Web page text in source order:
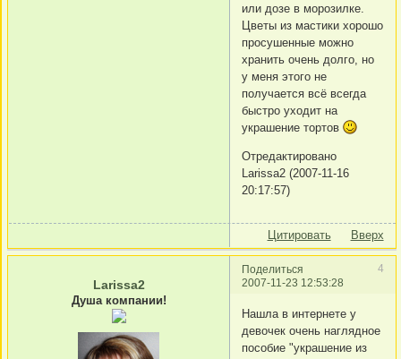
или дозе в морозилке.
Цветы из мастики хорошо
просушенные можно
хранить очень долго, но
у меня этого не
получается всё всегда
быстро уходит на
украшение тортов
Отредактировано
Larissa2 (2007-11-16
20:17:57)
Цитировать Вверх
Поделиться
4
2007-11-23 12:53:28
Larissa2
Душа компании!
Нашла в интернете у
девочек очень наглядное
пособие "украшение из